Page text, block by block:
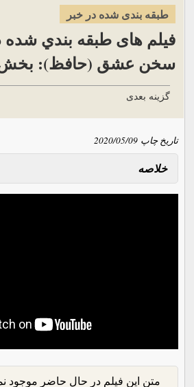
طبقه بندی شده در خبر
فیلم های طبقه بندي
سخن عشق (حافظ): بخش
گزینه بعدی
تاریخ چاپ 2020/05/09
خلاصه
متن این فیلم در حال حاضر موجود